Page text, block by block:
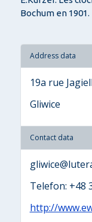
Bochum en 1901.
Address data
19a rue
Gliwice
Contact data
Telefon: +48
http://